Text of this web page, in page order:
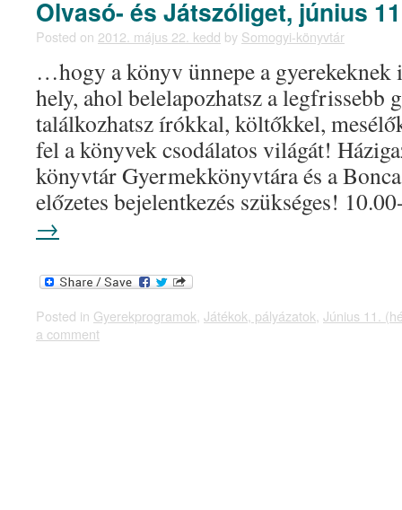
Olvasó- és Játszóliget, június
Posted on 2012. május 22. kedd by Somogyi-könyvtár
…hogy a könyv ünnepe a gyerekeknek
hely, ahol belelapozhatsz a legfrissebb
találkozhatsz írókkal, költőkkel,
fel a könyvek csodálatos világát!
könyvtár Gyermekkönyvtára és a
előzetes bejelentkezés szükséges!
→
Posted in Gyerekprogramok Játékok, pályázatok Június 11.
a comment